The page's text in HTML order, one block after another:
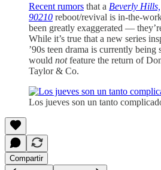
Recent rumors that a Beverly Hills,
90210 reboot/revival is in-the-
been greatly exaggerated —
While it’s true that a new series
’90s teen drama is currently being
would notfeature the return of
Taylor & Co.
Los jueves son un tanto
Compartir